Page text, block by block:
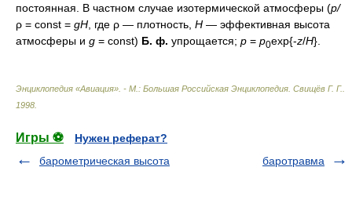
постоянная. В частном случае изотермической атмосферы (p/
ρ = const = gH , где ρ — плотность, H — эффективная высота
атмосферы и g = const) Б. ф. упрощается; р = р0ехр{-z/H}.
Энциклопедия «Авиация». - М.: Большая Российская Энциклопедия Свищёв Г. Г.
1998
Игры ⚽
Нужен реферат?
барометрическая высота
баротравма